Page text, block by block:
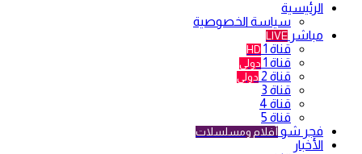
الرئيسية
سياسة الخصوصية
مباشر LIVE
قناة 1 HD
قناة 1 دولي
قناة 2 دولي
قناة 3
قناة 4
قناة 5
فجر شو أفلام ومسلسلات
الأخبار